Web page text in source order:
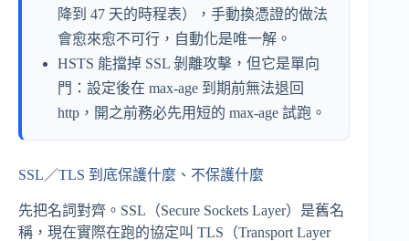
降到 47 天的時程表），手動換憑證的做法
會愈來愈不可行，自動化是唯一解。
HSTS 能擋掉 SSL 剝離攻擊，但它是單向
門：設定後在 max-age 到期前無法退回
http，開之前務必先用短的 max-age 試跑。
SSL／TLS 到底保護什麼、不保護什麼
先把名詞對齊。SSL（Secure Sockets Layer）是舊名
稱，現在實際在跑的協定叫 TLS（Transport Layer